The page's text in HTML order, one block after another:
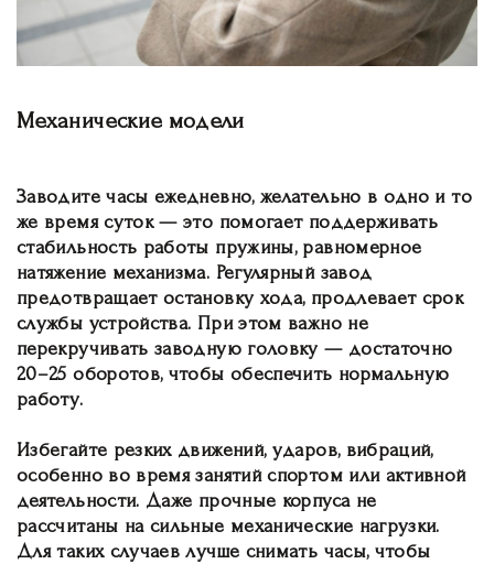
Механические модели
Заводите часы ежедневно, желательно в одно и то
же время суток — это помогает поддерживать
стабильность работы пружины, равномерное
натяжение механизма. Регулярный завод
предотвращает остановку хода, продлевает срок
службы устройства. При этом важно не
перекручивать заводную головку — достаточно
20–25 оборотов, чтобы обеспечить нормальную
работу.
Избегайте резких движений, ударов, вибраций,
особенно во время занятий спортом или активной
деятельности. Даже прочные корпуса не
рассчитаны на сильные механические нагрузки.
Для таких случаев лучше снимать часы, чтобы